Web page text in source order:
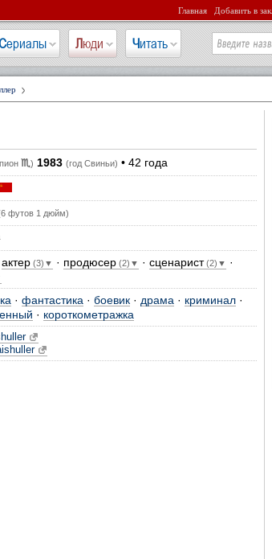
Главная Добавить в
Сериалы Люди Читать
♏) 1983 (год Свиньи) • 42 года
футов 1 дюйм)
актер (3)▼ · продюсер (2)▼ · сценарист(2)▼ ·
· фантастика · боевик · драма · криминал ·
· короткометражка